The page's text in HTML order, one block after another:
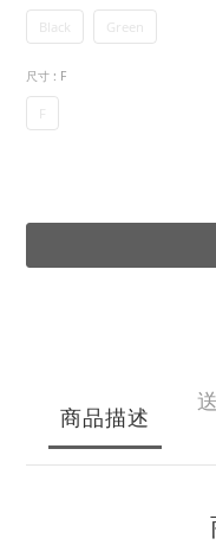
Black Green
尺寸 : F
F
商品描述